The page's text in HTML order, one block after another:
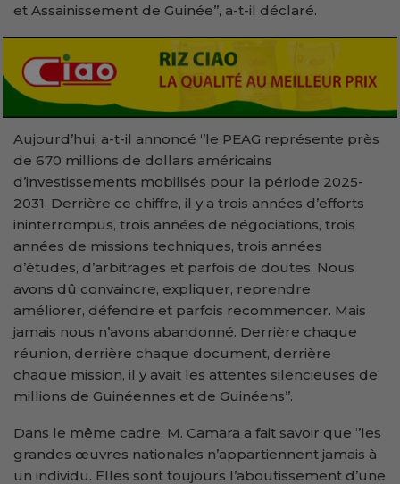
et Assainissement de Guinée’’, a-t-il déclaré.
Aujourd’hui, a-t-il annoncé ‘’le PEAG représente près
de 670 millions de dollars américains
d’investissements mobilisés pour la période 2025-
2031. Derrière ce chiffre, il y a trois années d’efforts
ininterrompus, trois années de négociations, trois
années de missions techniques, trois années
d’études, d’arbitrages et parfois de doutes. Nous
avons dû convaincre, expliquer, reprendre,
améliorer, défendre et parfois recommencer. Mais
jamais nous n’avons abandonné. Derrière chaque
réunion, derrière chaque document, derrière
chaque mission, il y avait les attentes silencieuses de
millions de Guinéennes et de Guinéens’’.
Dans le même cadre, M. Camara a fait savoir que ‘’les
grandes œuvres nationales n’appartiennent jamais à
un individu. Elles sont toujours l’aboutissement d’une